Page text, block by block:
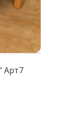
Арт7